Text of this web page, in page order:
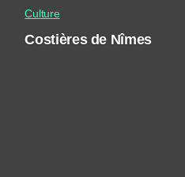
Culture
Costières de Nîmes